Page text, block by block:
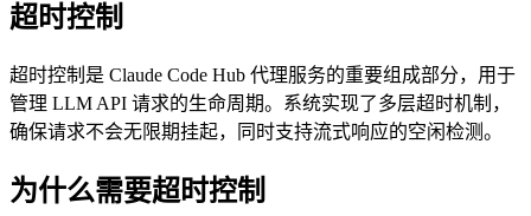
超时控制
超时控制是 Claude Code Hub 代理服务的重要组成部分，用于
管理 LLM API 请求的生命周期。系统实现了多层超时机制，
确保请求不会无限期挂起，同时支持流式响应的空闲检测。
为什么需要超时控制